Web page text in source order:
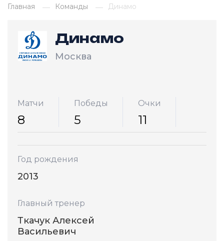
Главная Команды Динамо
Динамо
Москва
Матчи
8
Победы
5
Очки
11
Год рождения
2013
Главный тренер
Ткачук Алексей
Васильевич